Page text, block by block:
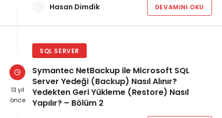
Hasan Dimdik DEVAMINI OKU
13 yıl
önce
SQL SERVER
Symantec NetBackup ile Microsoft SQL
Server Yedeği (Backup) Nasıl Alınır?
Yedekten Geri Yükleme (Restore) Nasıl
Yapılır? – Bölüm 2